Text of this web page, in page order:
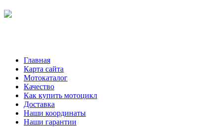
Главная
Карта сайта
Мотокаталог
Качество
Как купить мотоцикл
Доставка
Наши координаты
Наши гарантии